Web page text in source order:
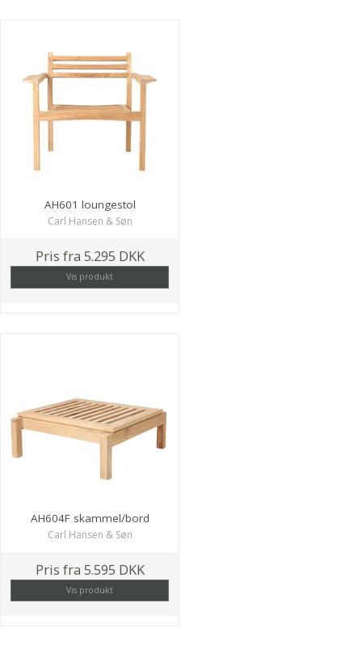
AH601 loungestol
Carl Hansen & Søn
Pris fra 5.295 DKK
Vis produkt
AH604F skammel/bord
Carl Hansen & Søn
Pris fra 5.595 DKK
Vis produkt